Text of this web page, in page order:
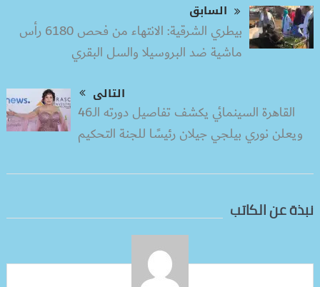
السابق
بيطري الشرقية: الانتهاء من فحص 6180 رأس
ماشية ضد البروسيلا والسل البقري
التالى
القاهرة السينمائي يكشف تفاصيل دورته الـ46
ويعلن نوري بيلجي جيلان رئيسًا للجنة التحكيم
نبذة عن الكاتب